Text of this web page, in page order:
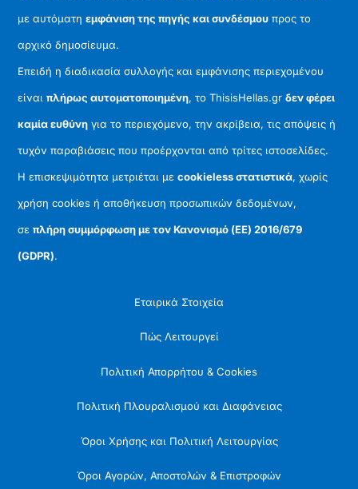
με αυτόματηεμφάνιση της πηγής και συνδέσμου προς το
αρχικό δημοσίευμα.
Επειδή η διαδικασία συλλογής και εμφάνισης περιεχομένου
είναιπλήρως αυτοματοποιημένη, το ThisisHellas.grδεν φέρει
καμία ευθύνη για το περιεχόμενο, την ακρίβεια, τις απόψεις ή
τυχόν παραβιάσεις που προέρχονται από τρίτες ιστοσελίδες.
Η επισκεψιμότητα μετριέται μεcookieless στατιστικά, χωρίς
χρήση cookies ή αποθήκευση προσωπικών δεδομένων,
σεπλήρη συμμόρφωση με τον Κανονισμό (ΕΕ) 2016/679
(GDPR).
Εταιρικά Στοιχεία
Πώς Λειτουργεί
Πολιτική Απορρήτου & Cookies
Πολιτική Πλουραλισμού και Διαφάνειας
Όροι Χρήσης και Πολιτική Λειτουργίας
Όροι Αγορών, Αποστολών & Επιστροφών